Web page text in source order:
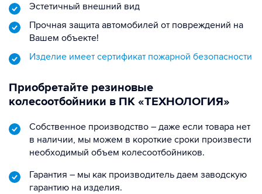
Эстетичный внешний вид
Прочная защита автомобилей от повреждений на
Вашем объекте!
Изделие имеет сертификат пожарной безопасности
Приобретайте резиновые
колесоотбойники в ПК «ТЕХНОЛОГИЯ»
Собственное производство – даже если товара нет
в наличии, мы можем в короткие сроки произвести
необходимый объем колесоотбойников.
Гарантия – мы как производитель даем заводскую
гарантию на изделия.